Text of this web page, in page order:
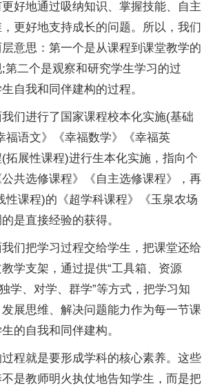
好地通过吸纳知识、掌握技能、自主
更好地支持成长的问题。所以，我们
意思：第一个是从课程到课堂教学的
第二个是观察和研究学生学习的过
自我和同伴建构的过程。
们进行了 国家课程校本化实施(基础
福语文》《幸福数学》《幸福英
拓展性课程)进行生本化实施，指向个
共选修课程》《自主选修课程》，再
性课程)的《超学科课程》《玉泉农场
是直接经验的获得。
们把学习过程交给学生，把课堂还给
学支架，通过提供“工具箱、资源
学、对学、群学”等方式，把学习知
展思维、解决问题能力作为每一节课
的自我和同伴建构。
过程就是要形成学科的核心素养。这些
是教师明火执仗地告知学生，而是把